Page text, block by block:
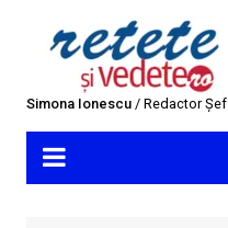
Simona Ionescu/ Redactor Șef